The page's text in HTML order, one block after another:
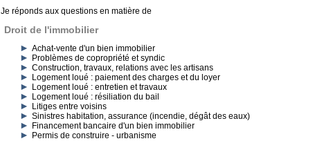
Je réponds aux questions en matière de
Droit de l'immobilier
Achat-vente d'un bien immobilier
Problèmes de copropriété et syndic
Construction, travaux, relations avec les artisans
Logement loué : paiement des charges et du loyer
Logement loué : entretien et travaux
Logement loué : résiliation du bail
Litiges entre voisins
Sinistres habitation, assurance (incendie, dégât des eaux)
Financement bancaire d'un bien immobilier
Permis de construire - urbanisme